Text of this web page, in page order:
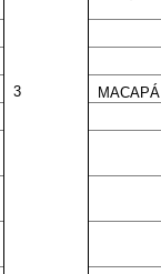
3 MACAPÁ